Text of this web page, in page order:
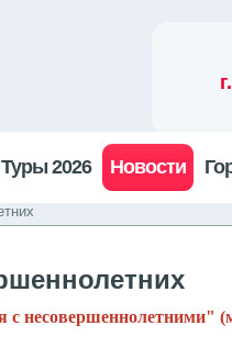
Туры 2026 Новости
с несовершеннолетними"